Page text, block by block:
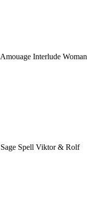
Amouage Interlude Woman
Sage Spell Viktor & Rolf